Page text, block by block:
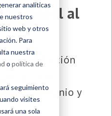
analíticas
nuestros
web y otros
Para
nuestra
o política de
seguimiento
visites
una sola
al
de traducción
en la
al estonio y